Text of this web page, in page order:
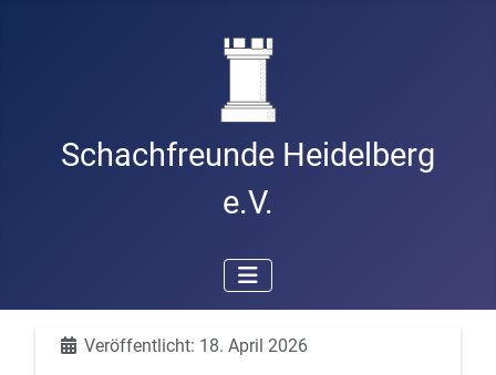
Schachfreunde Heidelberg
e.V.
DetailsVeröffentlicht: 18. April 2026